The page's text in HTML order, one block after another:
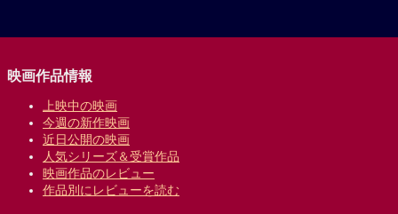
映画作品情報
上映中の映画
今週の新作映画
近日公開の映画
人気シリーズ＆受賞作品
映画作品のレビュー
作品別にレビューを読む